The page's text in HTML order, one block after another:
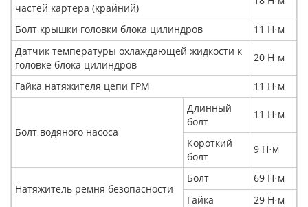
частей картера (крайний)
Болт крышки головки блока цилиндров 11 Н· м
Датчик температуры охлаждающей жидкости к
головке блока цилиндров
20 Н· м
Гайка натяжителя цепи ГРМ 11 Н· м
Болт водяного насоса
Длинный
болт
11 Н· м
Короткий
болт
9 Н· м
Натяжитель ремня безопасности
Болт 69 Н· м
Гайка
29 Н· м